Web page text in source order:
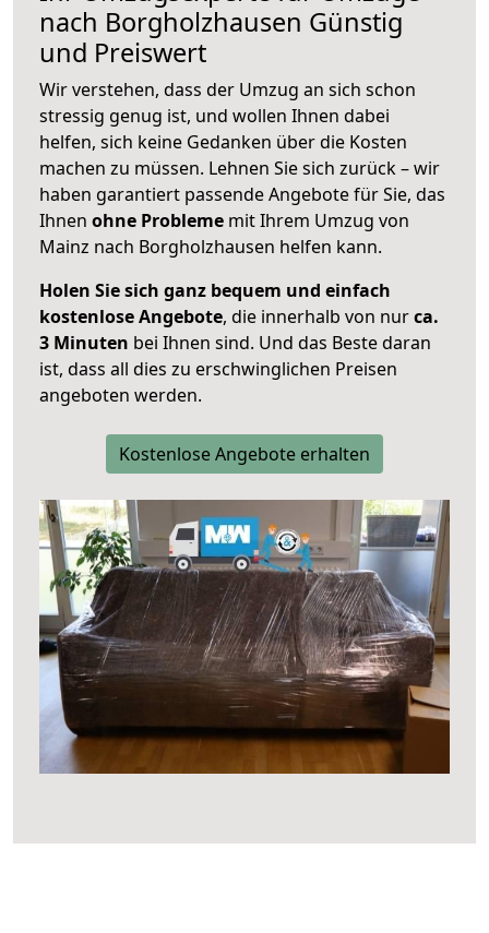
nach Borgholzhausen Günstig
und Preiswert
Wir verstehen, dass der Umzug an sich schon
stressig genug ist, und wollen Ihnen dabei
helfen, sich keine Gedanken über die Kosten
machen zu müssen. Lehnen Sie sich zurück – wir
haben garantiert passende Angebote für Sie, das
Ihnen ohne Probleme mit Ihrem Umzug von
Mainz nach Borgholzhausen helfen kann.
Holen Sie sich ganz bequem und einfach
kostenlose Angebote, die innerhalb von nurca.
3 Minuten bei Ihnen sind. Und das Beste daran
ist, dass all dies zu erschwinglichen Preisen
angeboten werden.
Kostenlose Angebote erhalten